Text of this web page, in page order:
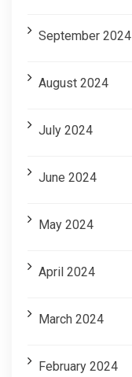
September 2024
August 2024
July 2024
June 2024
May 2024
April 2024
March 2024
February 2024